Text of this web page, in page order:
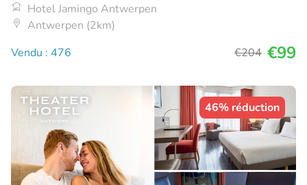
Hotel Jamingo Antwerpen
Antwerpen (2km)
Vendu : 476
€204 €99
46% réduction